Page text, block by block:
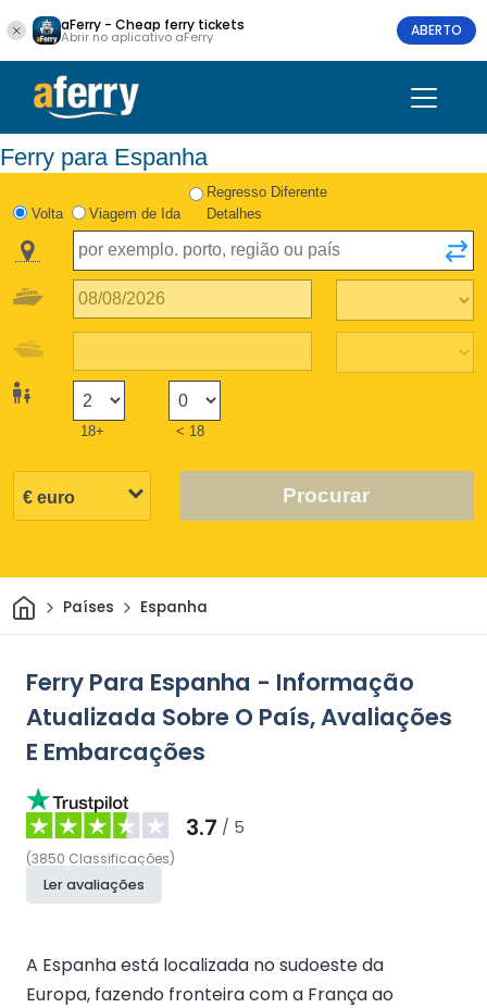
aFerry - Cheap ferry tickets
Abrir no aplicativo aFerry ABERTO
Ferry para Espanha
Volta Viagem de Ida
Regresso Diferente
Detalhes
18+ < 18
Procurar
CasaPaíses Espanha
Ferry Para Espanha - Informação
Atualizada Sobre O País, Avaliações
E Embarcações
3.7 / 5
(3850 Classificações)
Ler avaliações
A Espanha está localizada no sudoeste da
Europa, fazendo fronteira com a França ao